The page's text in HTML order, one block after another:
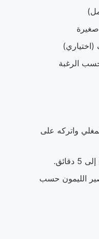
(اختياري)
الرغبة
واتركه على
الليمون حسب